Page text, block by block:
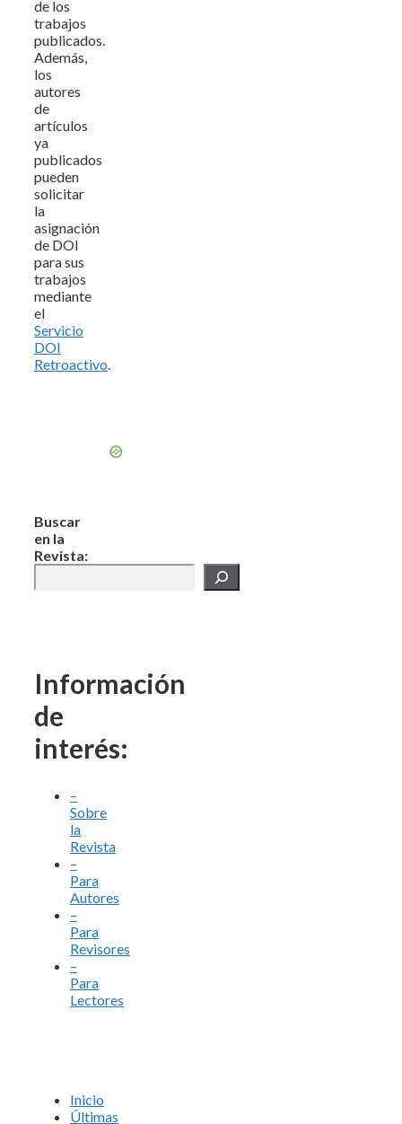
de los
trabajos
publicados.
Además,
los
autores
de
artículos
ya
publicados
pueden
solicitar
la
asignación
de DOI
para sus
trabajos
mediante
el
Servicio
DOI
Retroactivo.
Buscar
en la
Revista:
Información
de
interés:
–
Sobre
la
Revista
–
Para
Autores
–
Para
Revisores
–
Para
Lectores
Inicio
Últimas